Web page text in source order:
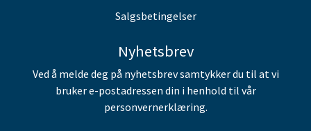
Salgsbetingelser
Nyhetsbrev
Ved å melde deg på nyhetsbrev samtykker du til at vi
bruker e-postadressen din i henhold til vår
personvernerklæring.